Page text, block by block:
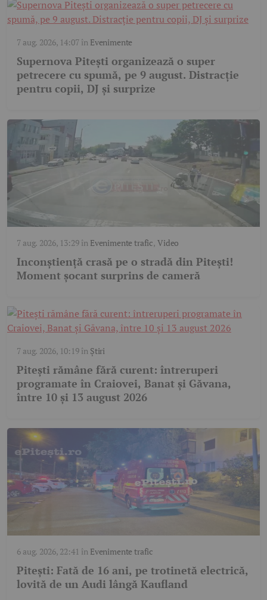
7 aug. 2026, 14:07în Evenimente
Supernova Pitești organizează o super
petrecere cu spumă, pe 9 august. Distracție
pentru copii, DJ și surprize
7 aug. 2026, 13:29în Evenimente trafic,Video
Inconștiență crasă pe o stradă din Pitești!
Moment șocant surprins de cameră
7 aug. 2026, 10:19în Știri
Pitești rămâne fără curent: întreruperi
programate în Craiovei, Banat și Găvana,
între 10 și 13 august 2026
6 aug. 2026, 22:41 în Evenimente trafic
Pitești: Fată de 16 ani, pe trotinetă electrică,
lovită de un Audi lângă Kaufland